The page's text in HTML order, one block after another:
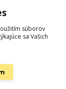
súborov
sa Vašich